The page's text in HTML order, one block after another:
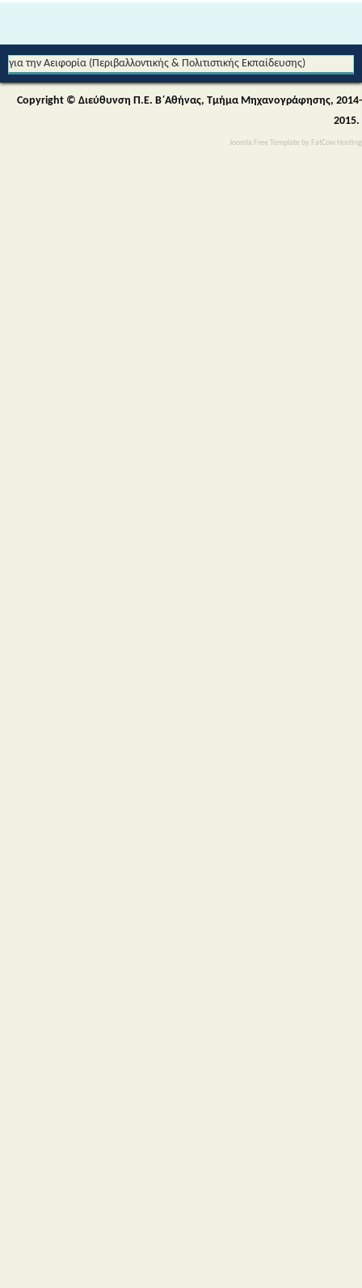
Joomla Free Template by FatCow Hosting
για την Αειφορία (Περιβαλλοντικής & Πολιτιστικής Εκπαίδευσης)
Copyright © Διεύθυνση Π.Ε. Β΄Αθήνας, Τμήμα Μηχανογράφησης, 2014-
2015.